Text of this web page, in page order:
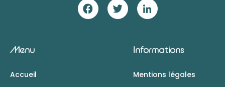
Menu
Accueil
Informations
Mentions légales